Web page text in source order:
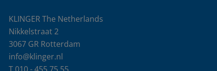
KLINGER The Netherlands
Nikkelstraat 2
3067 GR Rotterdam
info@klinger.nl